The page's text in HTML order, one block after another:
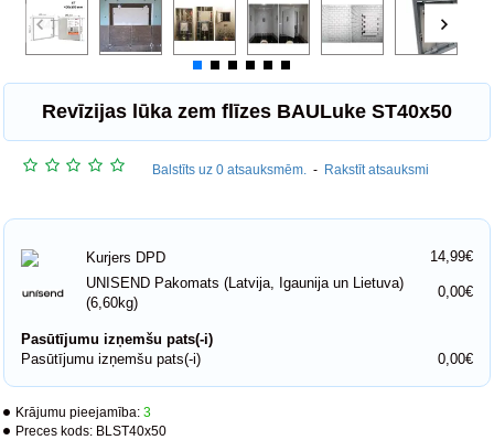
Revīzijas lūka zem flīzes BAULuke ST40x50
Krājumu pieejamība: 3
Preces kods: BLST40x50
Balstīts uz 0 atsauksmēm. - Rakstīt atsauksmi
Kurjers DPD
14,99€
UNISEND Pakomats (Latvija, Igaunija un Lietuva)
(6,60kg)
0,00€
Pasūtījumu izņemšu pats(-i)
Pasūtījumu izņemšu pats(-i)
0,00€